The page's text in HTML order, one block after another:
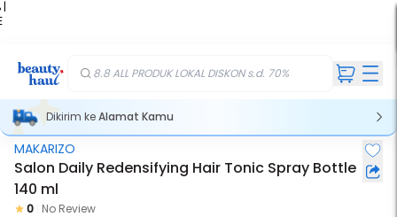
|
8.8 ALL PRODUK LOKAL DISKON s.d. 70%
Dikirim keAlamat Kamu
MAKARIZO
Salon Daily Redensifying Hair Tonic Spray Bottle
140 ml
0 No Review